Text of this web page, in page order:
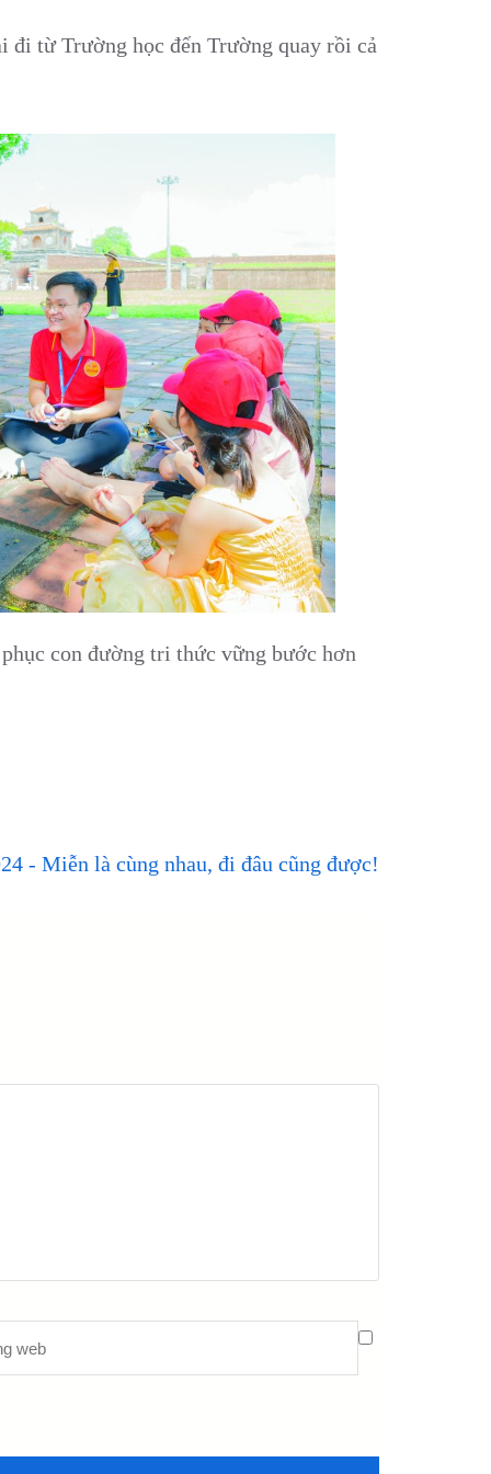
đi từ Trường học đến Trường quay rồi cả
con đường tri thức vững bước hơn
- Miễn là cùng nhau, đi đâu cũng được!